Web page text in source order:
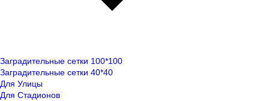
Заградительные сетки 100*100
Заградительные сетки 40*40
Для Улицы
Для Стадионов